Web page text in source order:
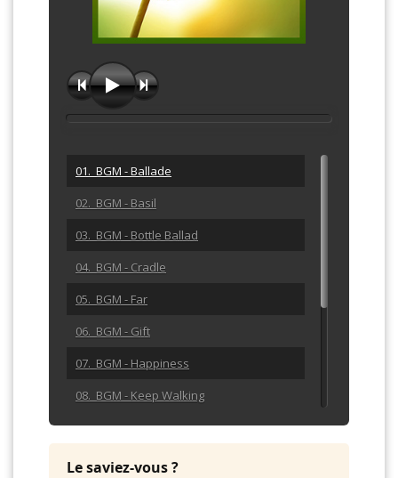
01. BGM - Ballade
02. BGM - Basil
03. BGM - Bottle Ballad
04. BGM - Cradle
05. BGM - Far
06. BGM - Gift
07. BGM - Happiness
08. BGM - Keep Walking
09. BGM - Lan Lan Lan
10. BGM - Mercy Waltz
Le saviez-vous ?